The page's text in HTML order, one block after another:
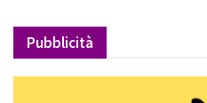
Pubblicità